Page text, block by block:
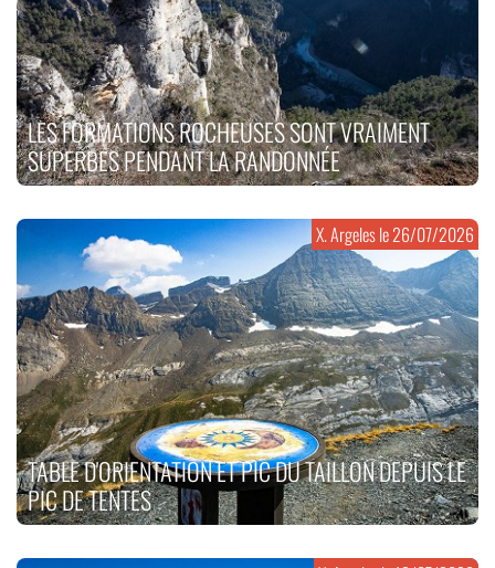
LES FORMATIONS ROCHEUSES SONT VRAIMENT
SUPERBES PENDANT LA RANDONNÉE
TABLE D'ORIENTATION ET PIC DU TAILLON DEPUIS LE
PIC DE TENTES
X. Argeles le26/07/2026